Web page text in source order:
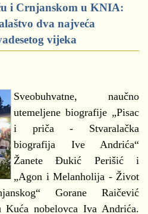
i Crnjanskom u KNIA:
dva najveća
vijeka
Sveobuhvatne, naučno
utemeljene biografije „Pisac
i priča - Stvaralačka
biografija Ive Andrića“
Žanete Đukić Perišić i
„Agon i Melanholija - Život
Gorane Raičević
Kuća nobelovca Iva Andrića.